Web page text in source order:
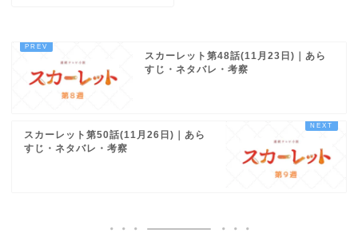
スカーレット第48話(11月23日)｜あら
すじ・ネタバレ・考察
スカーレット第50話(11月26日)｜あら
すじ・ネタバレ・考察